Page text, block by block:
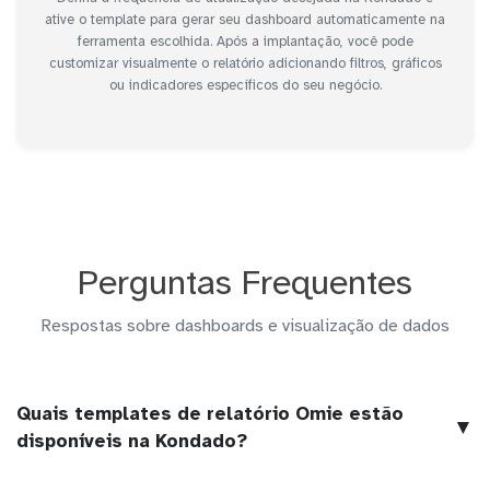
ative o template para gerar seu dashboard automaticamente na
ferramenta escolhida. Após a implantação, você pode
customizar visualmente o relatório adicionando filtros, gráficos
ou indicadores específicos do seu negócio.
Perguntas Frequentes
Respostas sobre dashboards e visualização de dados
Quais templates de relatório Omie estão
disponíveis na Kondado?
▼